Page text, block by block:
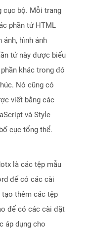
cục bộ. Mỗi trang
phần tử HTML
ảnh, hình ảnh
tử này được biểu
khác trong đó
Nó cũng có
viết bằng các
và Style
cục tổng thể.
là các tệp mẫu
để có các cài
thêm các tệp
để có các cài đặt
áp dụng cho